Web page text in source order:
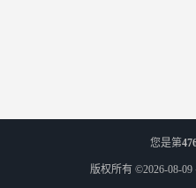
您是第
版权所有 ©2026-08-09